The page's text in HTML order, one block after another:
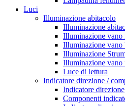
Luci
Illuminazione abitacolo
Illuminazione
Illuminazione vano
Illuminazione vano
Illuminazione
Illuminazione vano
Luce di lettura
Indicatore direzione /
Indicatore direzione
Componenti